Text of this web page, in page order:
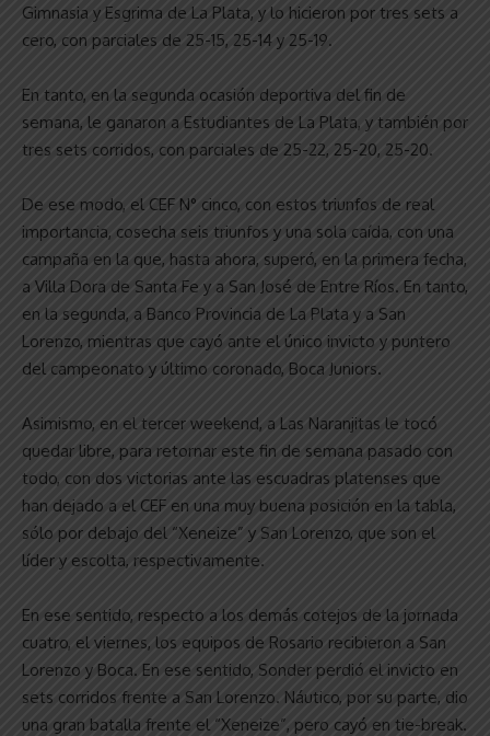
Gimnasia y Esgrima de La Plata, y lo hicieron por tres sets a
cero, con parciales de 25-15, 25-14 y 25-19.
En tanto, en la segunda ocasión deportiva del fin de
semana, le ganaron a Estudiantes de La Plata, y también por
tres sets corridos, con parciales de 25-22, 25-20, 25-20.
De ese modo, el CEF N° cinco, con estos triunfos de real
importancia, cosecha seis triunfos y una sola caída, con una
campaña en la que, hasta ahora, superó, en la primera fecha,
a Villa Dora de Santa Fe y a San José de Entre Ríos. En tanto,
en la segunda, a Banco Provincia de La Plata y a San
Lorenzo, mientras que cayó ante el único invicto y puntero
del campeonato y último coronado, Boca Juniors.
Asimismo, en el tercer weekend, a Las Naranjitas le tocó
quedar libre, para retornar este fin de semana pasado con
todo, con dos victorias ante las escuadras platenses que
han dejado a el CEF en una muy buena posición en la tabla,
sólo por debajo del “Xeneize” y San Lorenzo, que son el
líder y escolta, respectivamente.
En ese sentido, respecto a los demás cotejos de la jornada
cuatro, el viernes, los equipos de Rosario recibieron a San
Lorenzo y Boca. En ese sentido, Sonder perdió el invicto en
sets corridos frente a San Lorenzo. Náutico, por su parte, dio
una gran batalla frente el “Xeneize”, pero cayó en tie-break.